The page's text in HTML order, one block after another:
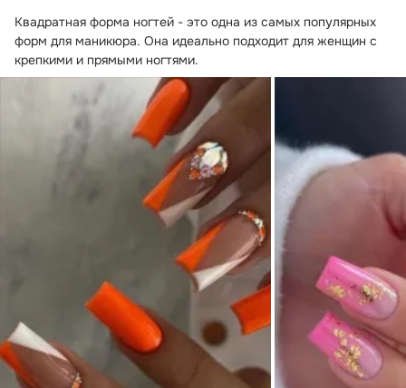
Квадратная форма ногтей - это одна из самых популярных
форм для маникюра. Она идеально подходит для женщин с
крепкими и прямыми ногтями.